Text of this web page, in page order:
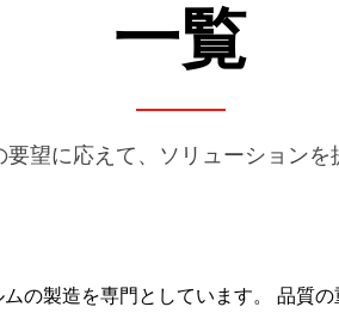
一覧
要望に応えて、ソリューションを
の製造を専門としています。 品質